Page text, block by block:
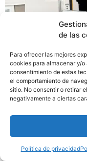
de las
Para ofrecer las mejores
cookies para almacenar y/
consentimiento de estas
el comportamiento de
sitio. No consentir o retirar
negativamente a ciertas
Política de privacidad
︎El Dr. José De
en Israel usando el
vasoespasmo
reduce la mortalidad